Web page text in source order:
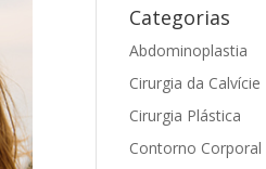
Categorias
Abdominoplastia
Cirurgia da Calvície
Cirurgia Plástica
Contorno Corporal